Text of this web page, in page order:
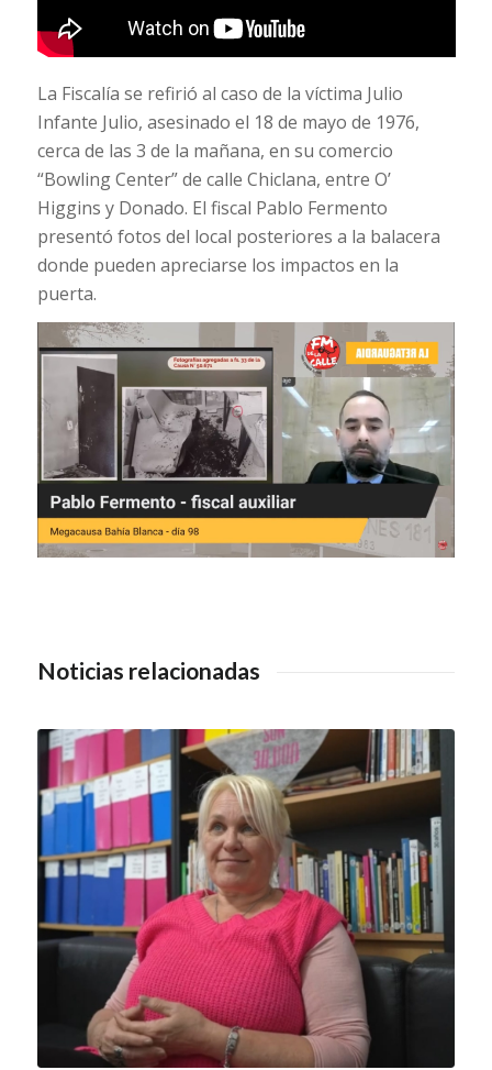
La Fiscalía se refirió al caso de la víctima Julio
Infante Julio, asesinado el 18 de mayo de 1976,
cerca de las 3 de la mañana, en su comercio
“Bowling Center” de calle Chiclana, entre O’
Higgins y Donado. El fiscal Pablo Fermento
presentó fotos del local posteriores a la balacera
donde pueden apreciarse los impactos en la
puerta.
Noticias relacionadas